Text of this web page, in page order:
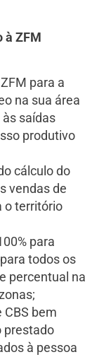
à ZFM
para a
na sua área
saídas
produtivo
cálculo do
vendas de
o território
para
todos os
percentual na
CBS bem
prestado
à pessoa